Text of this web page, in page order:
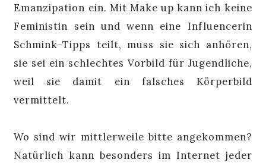
Emanzipation ein. Mit Make up kann ich keine
Feministin sein und wenn eine Influencerin
Schmink-Tipps teilt, muss sie sich anhören,
sie sei ein schlechtes Vorbild für Jugendliche,
weil sie damit ein falsches Körperbild
vermittelt.
Wo sind wir mittlerweile bitte angekommen?
Natürlich kann besonders im Internet jeder